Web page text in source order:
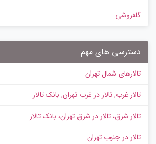
گلفروشی
دسترسی های مهم
تالارهای شمال تهران
تالار غرب, تالار در غرب تهران, بانک تالار
تالار شرق، تالار در شرق تهران، بانک تالار
تالار در جنوب تهران